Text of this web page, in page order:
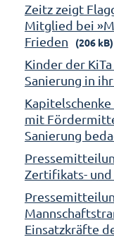
Zeitz zeigt
Mitglied bei
Frieden
(206 kB)
Kinder der
Sanierung in
mit
Sanierung
Zertifikats-
Einsatzkräfte